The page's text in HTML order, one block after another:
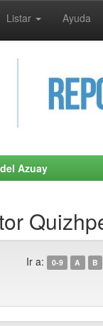
Listar Ayuda
Azuay
Ir a: 0-9 A B